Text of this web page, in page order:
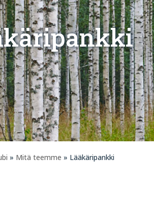
» Mitä teemme » Lääkäripankki